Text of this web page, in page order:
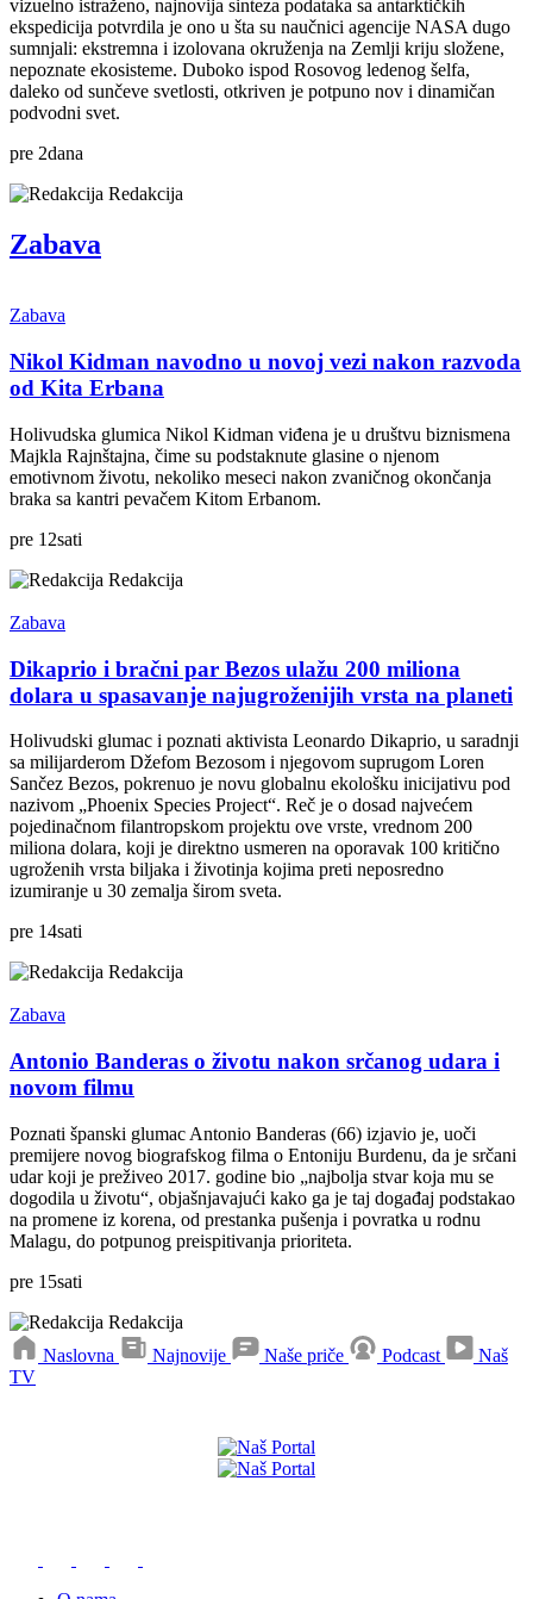
vizuelno istraženo, najnovija sinteza podataka sa antarktičkih
ekspedicija potvrdila je ono u šta su naučnici agencije NASA dugo
sumnjali: ekstremna i izolovana okruženja na Zemlji kriju složene,
nepoznate ekosisteme. Duboko ispod Rosovog ledenog šelfa,
daleko od sunčeve svetlosti, otkriven je potpuno nov i dinamičan
podvodni svet.
pre 2dana
Redakcija
Zabava
Zabava
Nikol Kidman navodno u novoj vezi nakon razvoda
od Kita Erbana
Holivudska glumica Nikol Kidman viđena je u društvu biznismena
Majkla Rajnštajna, čime su podstaknute glasine o njenom
emotivnom životu, nekoliko meseci nakon zvaničnog okončanja
braka sa kantri pevačem Kitom Erbanom.
pre 12sati
Redakcija
Zabava
Dikaprio i bračni par Bezos ulažu 200 miliona
dolara u spasavanje najugroženijih vrsta na planeti
Holivudski glumac i poznati aktivista Leonardo Dikaprio, u saradnji
sa milijarderom Džefom Bezosom i njegovom suprugom Loren
Sančez Bezos, pokrenuo je novu globalnu ekološku inicijativu pod
nazivom „Phoenix Species Project“. Reč je o dosad najvećem
pojedinačnom filantropskom projektu ove vrste, vrednom 200
miliona dolara, koji je direktno usmeren na oporavak 100 kritično
ugroženih vrsta biljaka i životinja kojima preti neposredno
izumiranje u 30 zemalja širom sveta.
pre 14sati
Redakcija
Zabava
Antonio Banderas o životu nakon srčanog udara i
novom filmu
Poznati španski glumac Antonio Banderas (66) izjavio je, uoči
premijere novog biografskog filma o Entoniju Burdenu, da je srčani
udar koji je preživeo 2017. godine bio „najbolja stvar koja mu se
dogodila u životu“, objašnjavajući kako ga je taj događaj podstakao
na promene iz korena, od prestanka pušenja i povratka u rodnu
Malagu, do potpunog preispitivanja prioriteta.
pre 15sati
Redakcija
Naslovna
Najnovije Naše priče Podcast
Naš
TV